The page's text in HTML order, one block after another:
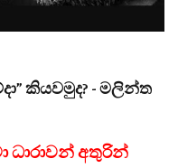
කියවමුද? - මලින්ත
ධාරාවන් අතුරින්